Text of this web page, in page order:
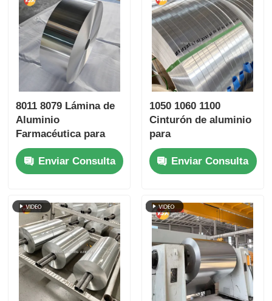
8011 8079 Lámina de
Aluminio
Farmacéutica para
Blísteres de Alta Dina
Fácil de Abrir a
Prueba de Niños
Foil Conservación
Hermética
Empaquetado Médico
Lámina de Barrera
Enviar Consulta
1050 1060 1100
Cinturón de aluminio
para
electrodomésticos
Equipos deportivos
Enviar Consulta